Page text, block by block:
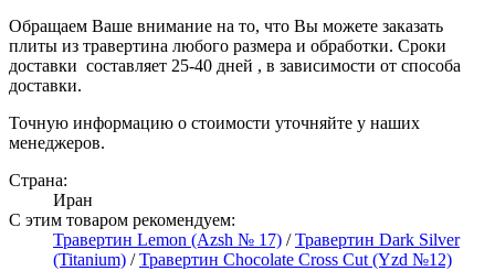
Обращаем Ваше внимание на то, что Вы можете заказать
плиты из травертина любого размера и обработки. Сроки
доставки составляет 25-40 дней , в зависимости от способа
доставки.
Точную информацию о стоимости уточняйте у наших
менеджеров.
Страна:
Иран
С этим товаром рекомендуем:
Травертин Lemon (Azsh № 17) /Травертин Dark Silver
(Titanium) /Травертин Chocolate Cross Cut (Yzd №12)